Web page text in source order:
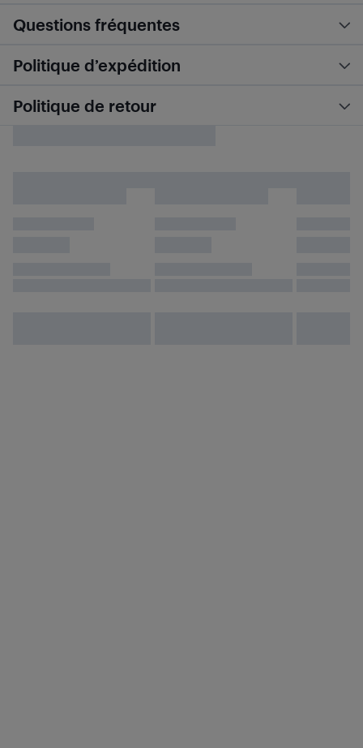
Questions fréquentes
Politique d’expédition
Politique de retour